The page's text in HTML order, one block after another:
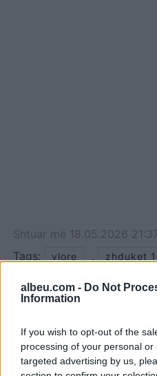
albeu.com - Do Not
Information
If you wish to opt-out of the
processing of your personal
targeted advertising by us,
Shtuar më 18.05.2026
Tags:
vlore , zhduket